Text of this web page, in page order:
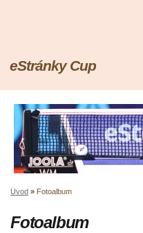
eStránky Cup
Úvod » Fotoalbum
Fotoalbum